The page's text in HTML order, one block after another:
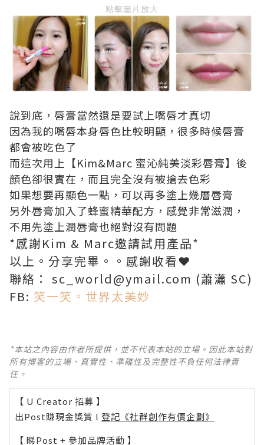
點擊圖片放大
說到底，唇膏當然還是要試上嘴唇才真切
因為我的嘴唇本身唇色比較明顯，很多時候唇膏
都會被吃色了
而這次用上【Kim&Marc 蜜沁純美淡彩唇膏】後
顏色卻很實在，而且完全沒有被搶去色彩
如果想要再顯色一點，可以再多塗上幾層唇膏
另外唇膏加入了蜂蜜精華配方，感覺非常滋潤，
不用先塗上潤唇膏也絕對沒有問題
*感謝Kim & Marc邀請試用產品*
以上。分享完畢。。感謝收看❤
聯絡： sc_world@ymail.com (蕭瀟 SC)
FB: 笑一笑。世界太美妙
*本站之內容由作者所提供，並不代表本站的立場。因此本站對
所有博客的立場、真實性、準確性及完整性不負任何法律責
任。
【 U Creator 招募 】
出Post賺現金獎賞 l 登記《社群創作有價企劃》
【 睇Post + 參加品牌活動 】